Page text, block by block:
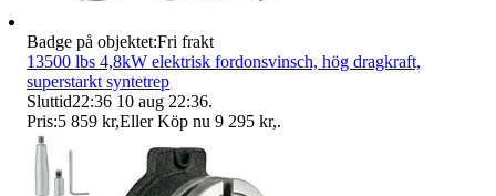
Badge på objektet:Fri frakt
13500 lbs 4,8kW elektrisk fordonsvinsch, hög dragkraft,
superstarkt syntetrep
Sluttid22:36 10 aug 22:36.
Pris:5 859 kr,Eller Köp nu 9 295 kr,.